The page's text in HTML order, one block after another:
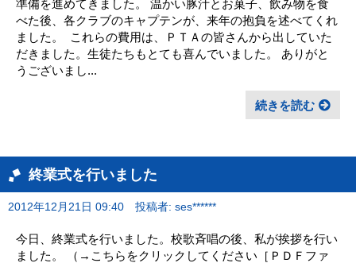
準備を進めてきました。 温かい豚汁とお菓子、飲み物を食
べた後、各クラブのキャプテンが、来年の抱負を述べてくれ
ました。 これらの費用は、ＰＴＡの皆さんから出していた
だきました。生徒たちもとても喜んでいました。 ありがと
うございまし...
続きを読む
終業式を行いました
2012年12月21日 09:40 投稿者: ses******
今日、終業式を行いました。校歌斉唱の後、私が挨拶を行い
ました。 （→こちらをクリックしてください［ＰＤＦファ